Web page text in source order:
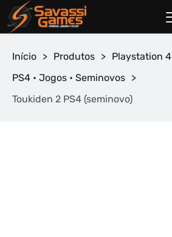
Início > Produtos > Playstation 4
PS4 • Jogos • Seminovos >
Toukiden 2 PS4 (seminovo)